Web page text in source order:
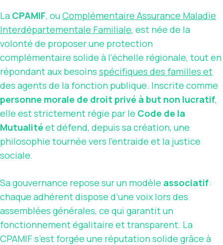
La CPAMIF, ouComplémentaire Assurance Maladie
Interdépartementale Familiale, est née de la
volonté de proposer une protection
complémentaire solide à l’échelle régionale, tout en
répondant aux besoins spécifiques des familles et
des agents de la fonction publique. Inscrite comme
personne morale de droit privé à but non lucratif,
elle est strictement régie par le Code de la
Mutualité et défend, depuis sa création, une
philosophie tournée vers l’entraide et la justice
sociale.
Sa gouvernance repose sur un modèle associatif:
chaque adhérent dispose d’une voix lors des
assemblées générales, ce qui garantit un
fonctionnement égalitaire et transparent. La
CPAMIF s’est forgée une réputation solide grâce à